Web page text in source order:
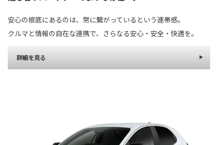
安心の根底にあるのは、常に繋がっているという連帯感。
クルマと情報の自在な連携で、さらなる安心・安全・快適を。
詳細を見る